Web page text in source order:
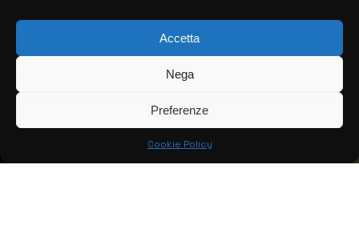
Accetta
Nega
Preferenze
Cookie Policy